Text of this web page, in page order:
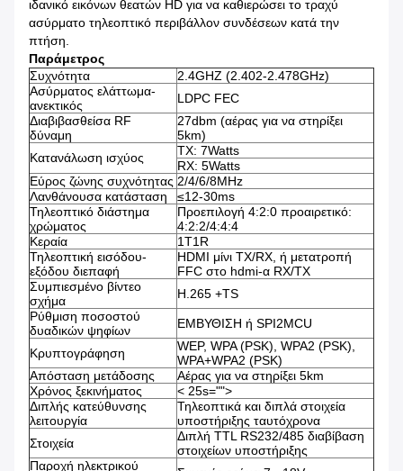
ιδανικό εικόνων θεατών HD για να καθιερώσει το τραχύ
ασύρματο τηλεοπτικό περιβάλλον συνδέσεων κατά την
πτήση.
Παράμετρος
Συχνότητα
2.4GHZ (2.402-2.478GHz)
Ασύρματος ελάττωμα-
ανεκτικός
LDPC FEC
Διαβιβασθείσα RF
δύναμη
27dbm (αέρας για να στηρίξει
5km)
Κατανάλωση ισχύος
TX: 7Watts
RX: 5Watts
Εύρος ζώνης συχνότητας 2/4/6/8MHz
Λανθάνουσα κατάσταση
≤12-30ms
Τηλεοπτικό διάστημα
χρώματος
Προεπιλογή 4:2:0 προαιρετικό:
4:2:2/4:4:4
Κεραία
1T1R
Τηλεοπτική εισόδου-
εξόδου διεπαφή
HDMI μίνι TX/RX, ή μετατροπή
FFC στο hdmi-α RX/TX
Συμπιεσμένο βίντεο
σχήμα
H.265 +TS
Ρύθμιση ποσοστού
δυαδικών ψηφίων
ΕΜΒΥΘΙΣΗ ή SPI2MCU
Κρυπτογράφηση
WEP, WPA (PSK), WPA2 (PSK),
WPA+WPA2 (PSK)
Απόσταση μετάδοσης
Αέρας για να στηρίξει 5km
Χρόνος ξεκινήματος
< 25s="">
Διπλής κατεύθυνσης
λειτουργία
Τηλεοπτικά και διπλά στοιχεία
υποστήριξης ταυτόχρονα
Στοιχεία
Διπλή TTL RS232/485 διαβίβαση
στοιχείων υποστήριξης
Παροχή ηλεκτρικού